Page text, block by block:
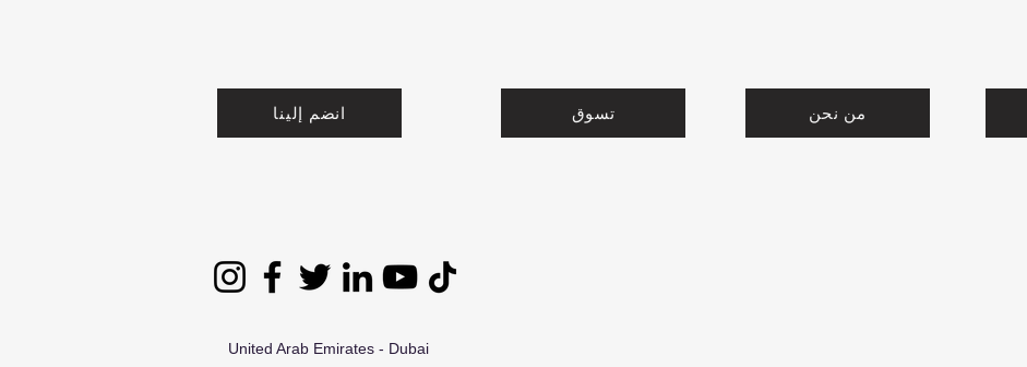
انضم إلينا تسوق من نحن
United Arab Emirates - Dubai